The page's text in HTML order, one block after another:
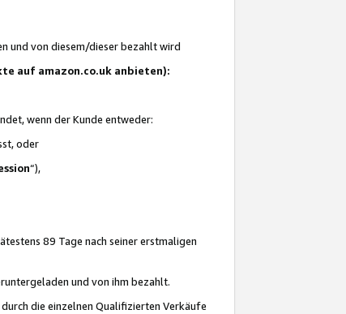
und von diesem/dieser bezahlt wird
auf amazon.co.uk anbieten):
wenn der Kunde entweder:
oder
“),
89 Tage nach seiner erstmaligen
und von ihm bezahlt.
die einzelnen Qualifizierten Verkäufe